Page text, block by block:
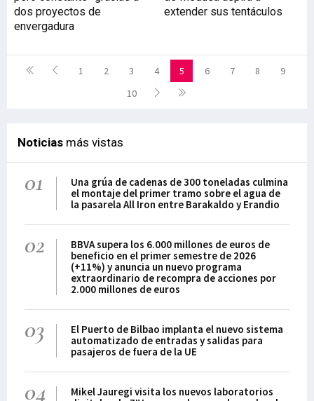
dos proyectos de
envergadura
extender sus tentáculos
1 2 3 4 5 6 7 8
9
10
Noticias más vistas
01
Una grúa de cadenas de 300 toneladas culmina
el montaje del primer tramo sobre el agua de
la pasarela All Iron entre Barakaldo y Erandio
02
BBVA supera los 6.000 millones de euros de
beneficio en el primer semestre de 2026
(+11%) y anuncia un nuevo programa
extraordinario de recompra de acciones por
2.000 millones de euros
03
El Puerto de Bilbao implanta el nuevo sistema
automatizado de entradas y salidas para
pasajeros de fuera de la UE
04
Mikel Jauregi visita los nuevos laboratorios